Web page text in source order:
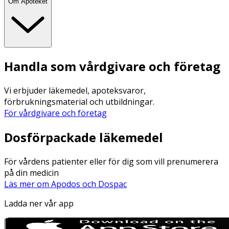
Handla som vårdgivare och företag
Vi erbjuder läkemedel, apoteksvaror,
förbrukningsmaterial och utbildningar.
För vårdgivare och företag
Dosförpackade läkemedel
För vårdens patienter eller för dig som vill prenumerera
på din medicin
Läs mer om Apodos och Dospac
Ladda ner vår app